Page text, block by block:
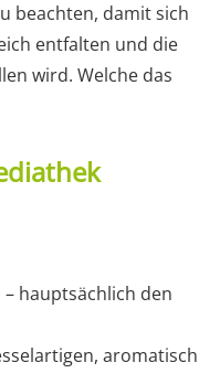
beachten, damit sich
entfalten und die
wird. Welche das
hauptsächlich den
aromatisch